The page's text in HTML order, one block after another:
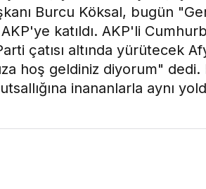
Burcu Köksal, bugün
katıldı. AKP'li
çatısı altında yürütecek
hoş geldiniz diyorum"
inananlarla aynı